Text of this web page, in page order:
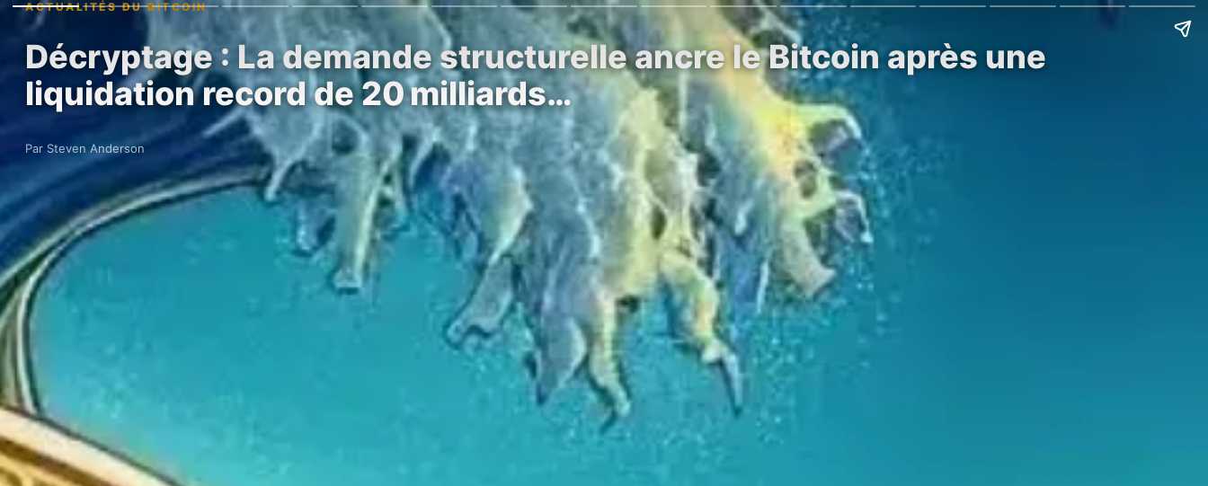
ACTUALITÉS DU BITCOIN
Décryptage : La demande structurelle ancre le Bitcoin après une
liquidation record de 20 milliards…
Par Steven Anderson